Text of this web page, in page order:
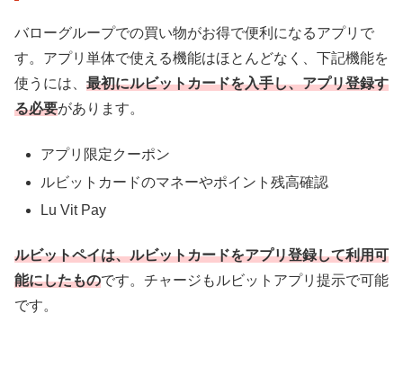
バローグループでの買い物がお得で便利になるアプリで
す。アプリ単体で使える機能はほとんどなく、下記機能を
使うには、 最初にルビットカードを入手し、アプリ登録す
る必要があります。
アプリ限定クーポン
ルビットカードのマネーやポイント残高確認
Lu Vit Pay
ルビットペイは、ルビットカードをアプリ登録して利用可
能にしたものです。チャージもルビットアプリ提示で可能
です。